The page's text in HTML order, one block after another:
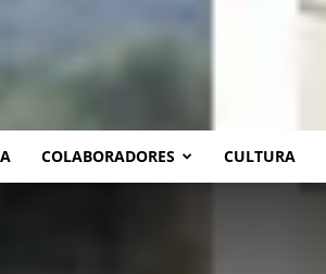
COLABORADORES CULTURA